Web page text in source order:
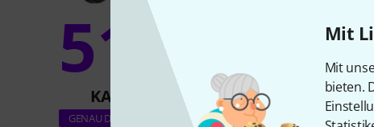
Mit
Mit
bieten.
51%
KAUFTEN
GENAU DIESES PRODUKT
KAUFTEN
the t.bone TDJ